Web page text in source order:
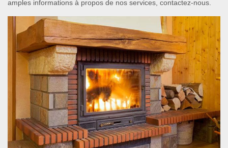
amples informations à propos de nos services, contactez-nous.